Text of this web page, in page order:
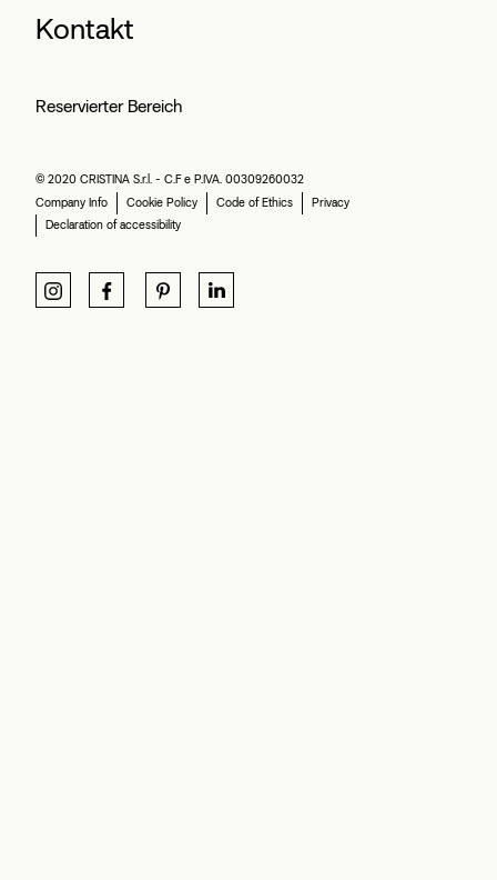
Kontakt
Reservierter Bereich
© 2020 CRISTINA S.r.l. - C.F e P.IVA. 00309260032
Company Info
Cookie Policy Code of Ethics
Privacy
Declaration of accessibility